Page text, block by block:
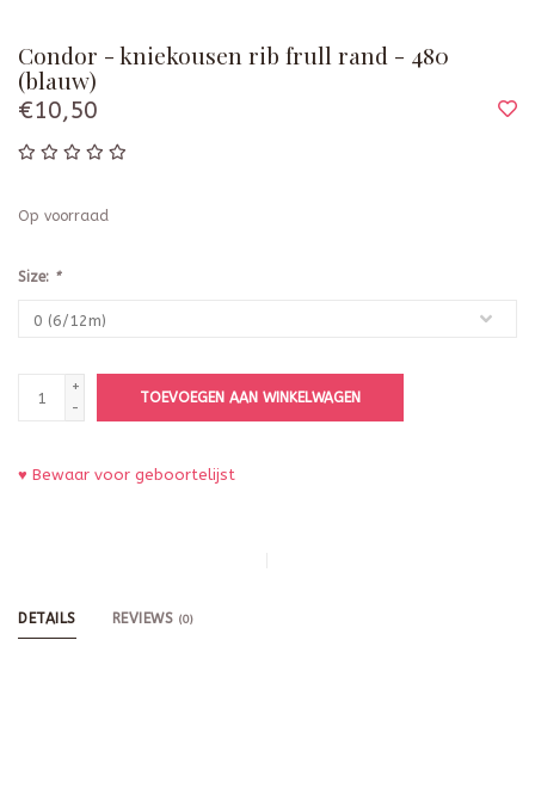
Condor - kniekousen rib frull rand - 480
(blauw)
€10,50
Op voorraad
Size: *
+
-
TOEVOEGEN AAN WINKELWAGEN
♥ Bewaar voor geboortelijst
DETAILS REVIEWS (0)